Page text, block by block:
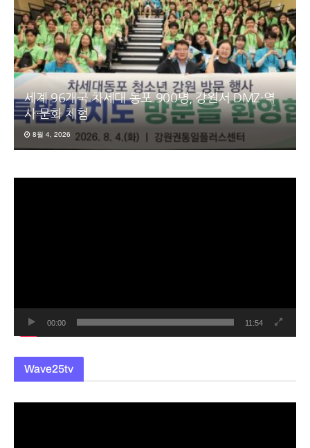
세계 96개국 차세대 동포 900명, 강원서 DMZ·역
사·문화 체험
8월 4, 2026
00:00 11:54
Wave25tv